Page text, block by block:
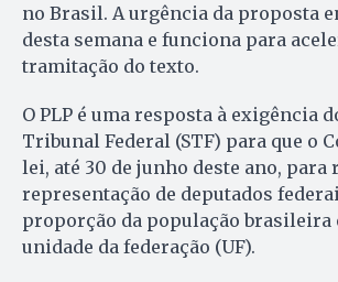
no Brasil. A urgência da proposta
desta semana e funciona para
tramitação do texto.
O PLP é uma resposta à exigência
Tribunal Federal (STF) para que o
lei, até 30 de junho deste ano,
representação de deputados
proporção da população brasileira
unidade da federação (UF).